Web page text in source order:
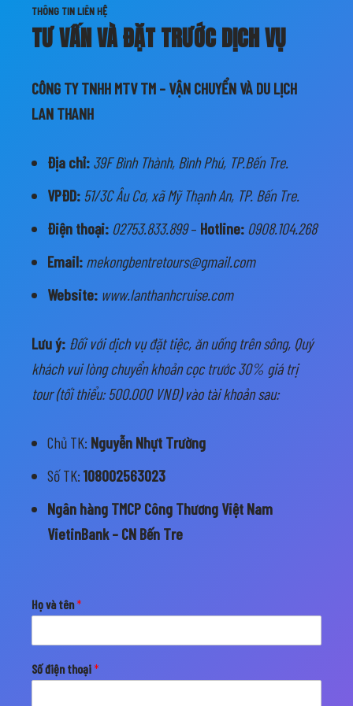
THÔNG TIN LIÊN HỆ
TƯ VẤN VÀ ĐẶT TRƯỚC DỊCH VỤ
CÔNG TY TNHH MTV TM – VẬN CHUYỂN VÀ DU LỊCH
LAN THANH
Địa chỉ: 39F Bình Thành, Bình Phú, TP.Bến Tre.
VPĐD: 51/3C Âu Cơ, xã Mỹ Thạnh An, TP. Bến Tre.
Điện thoại: 02753.833.899– Hotline: 0908.104.268
Email: mekongbentretours@gmail.com
Website: www.lanthanhcruise.com
Lưu ý: Đối với dịch vụ đặt tiệc, ăn uống trên sông, Quý
khách vui lòng chuyển khoản cọc trước 30% giá trị
tour (tối thiểu: 500.000 VNĐ) vào tài khoản sau:
Chủ TK: Nguyễn Nhựt Trường
Số TK:108002563023
Ngân hàng TMCP Công Thương Việt Nam
VietinBank – CN Bến Tre
Họ và tên*
Số điện thoại*